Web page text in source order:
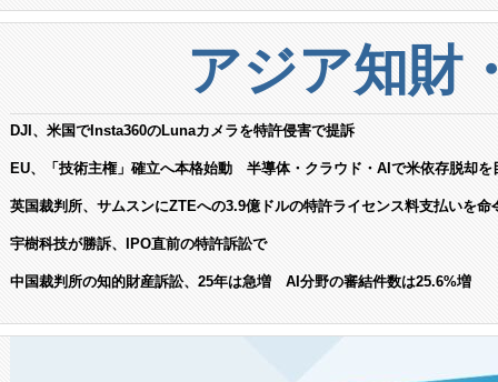
アジア知財
DJI、米国でInsta360のLunaカメラを特許侵害で提訴
EU、「技術主権」確立へ本格始動 半導体・クラウド・AIで米依存脱却を
英国裁判所、サムスンにZTEへの3.9億ドルの特許ライセンス料支払いを命
宇樹科技が勝訴、IPO直前の特許訴訟で
中国裁判所の知的財産訴訟、25年は急増 AI分野の審結件数は25.6%増